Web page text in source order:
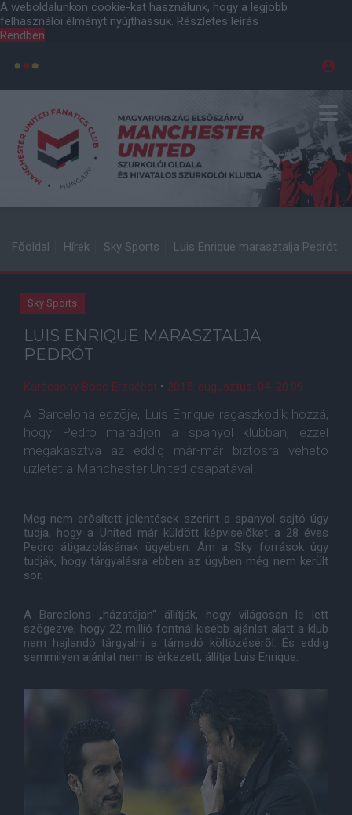
A weboldalunkon cookie-kat használunk, hogy a legjobb
felhasználói élményt nyújthassuk. Részletes leírás
Rendben
Főoldal Hírek Sky Sports Luis Enrique marasztalja Pedrót
Sky Sports
LUIS ENRIQUE MARASZTALJA
PEDRÓT
Karácsony Böbe Erzsébet • 2015. augusztus. 04. 20:09
A Barcelona edzõje, Luis Enrique ragaszkodik hozzá,
hogy Pedro maradjon a spanyol klubban, ezzel
megakasztva az eddig már-már biztosra vehetõ
üzletet a Manchester United csapatával.
Meg nem erõsített jelentések szerint a spanyol sajtó úgy
tudja, hogy a United már küldött képviselõket a 28 éves
Pedro átigazolásának ügyében. Ám a Sky források úgy
tudják, hogy tárgyalásra ebben az ügyben még nem került
sor.
A Barcelona „házatáján“ állítják, hogy világosan le lett
szögezve, hogy 22 millió fontnál kisebb ajánlat alatt a klub
nem hajlandó tárgyalni a támadó költözésérõl. És eddig
semmilyen ajánlat nem is érkezett, állítja Luis Enrique.